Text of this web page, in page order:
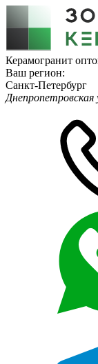
Керамогранит
Ваш регион:
Санкт-Петербург